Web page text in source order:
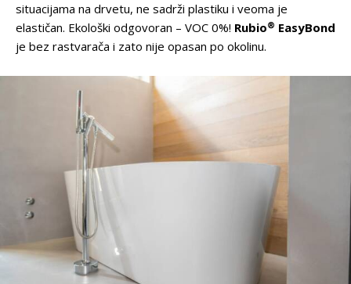
situacijama na drvetu, ne sadrži plastiku i veoma je
elastičan. Ekološki odgovoran – VOC 0%! Rubio® EasyBond
je bez rastvarača i zato nije opasan po okolinu.